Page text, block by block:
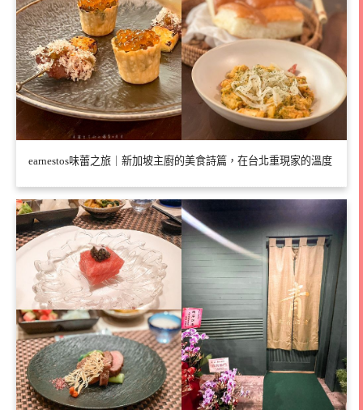
earnestos味蕾之旅｜新加坡主廚的美食詩篇，在台北重現家的溫度